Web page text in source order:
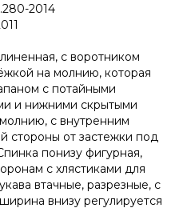
2014
с воротником
на молнию, которая
с потайными
и нижними скрытыми
с внутренним
стороны от застежки под
понизу фигурная,
с хлястиками для
втачные, разрезные, с
внизу регулируется